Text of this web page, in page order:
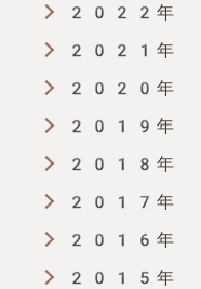
2022年
2021年
2020年
2019年
2018年
2017年
2016年
2015年